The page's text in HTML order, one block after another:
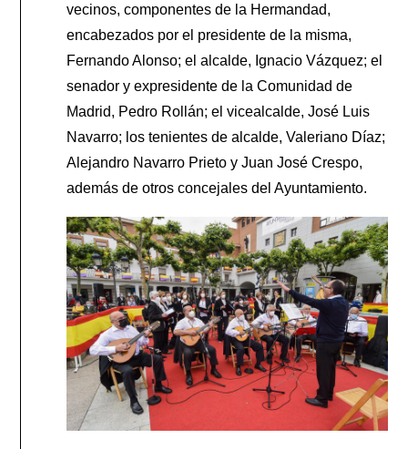
vecinos, componentes de la Hermandad,
encabezados por el presidente de la misma,
Fernando Alonso; el alcalde, Ignacio Vázquez; el
senador y expresidente de la Comunidad de
Madrid, Pedro Rollán; el vicealcalde, José Luis
Navarro; los tenientes de alcalde, Valeriano Díaz;
Alejandro Navarro Prieto y Juan José Crespo,
además de otros concejales del Ayuntamiento.